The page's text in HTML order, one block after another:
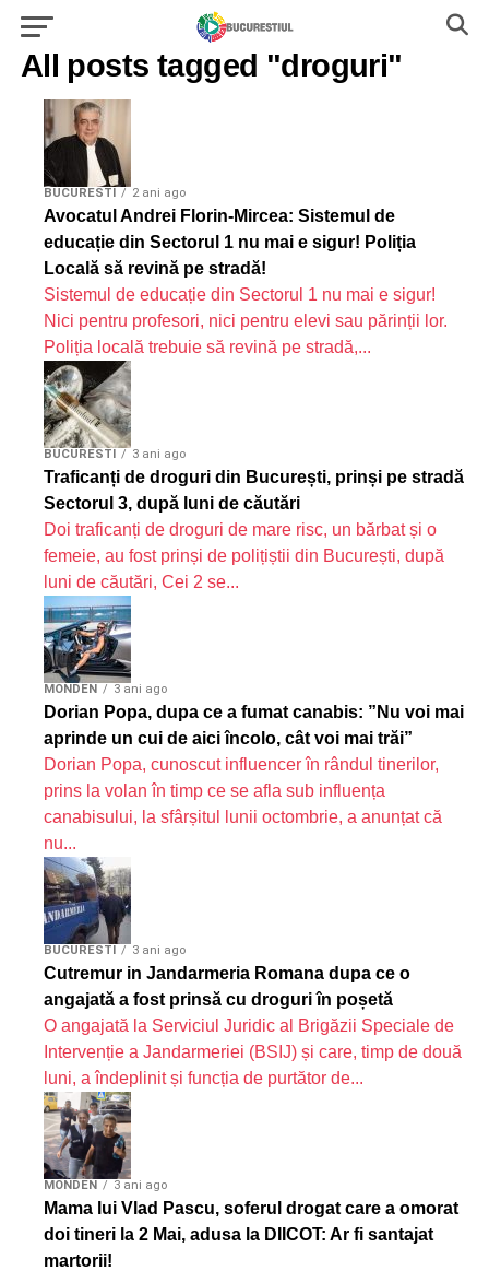
All posts tagged "droguri"
BUCURESTI 2 ani ago
Avocatul Andrei Florin-Mircea: Sistemul de
educație din Sectorul 1 nu mai e sigur! Poliția
Locală să revină pe stradă!
Sistemul de educație din Sectorul 1 nu mai e sigur!
Nici pentru profesori, nici pentru elevi sau părinții lor.
Poliția locală trebuie să revină pe stradă,...
BUCURESTI 3 ani ago
Traficanți de droguri din București, prinși pe stradă
Sectorul 3, după luni de căutări
Doi traficanți de droguri de mare risc, un bărbat și o
femeie, au fost prinși de polițiștii din București, după
luni de căutări, Cei 2 se...
MONDEN 3 ani ago
Dorian Popa, dupa ce a fumat canabis: ”Nu voi mai
aprinde un cui de aici încolo, cât voi mai trăi”
Dorian Popa, cunoscut influencer în rândul tinerilor,
prins la volan în timp ce se afla sub influența
canabisului, la sfârșitul lunii octombrie, a anunțat că
nu...
BUCURESTI 3 ani ago
Cutremur in Jandarmeria Romana dupa ce o
angajată a fost prinsă cu droguri în poșetă
O angajată la Serviciul Juridic al Brigăzii Speciale de
Intervenție a Jandarmeriei (BSIJ) și care, timp de două
luni, a îndeplinit și funcția de purtător de...
MONDEN 3 ani ago
Mama lui Vlad Pascu, soferul drogat care a omorat
doi tineri la 2 Mai, adusa la DIICOT: Ar fi santajat
martorii!